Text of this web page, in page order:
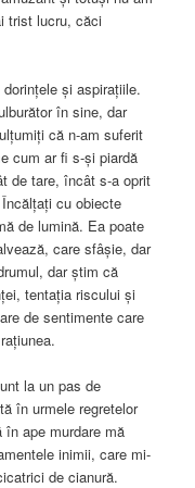
trist lucru, căci
și aspirațiile.
în sine, dar
că n-am suferit
cum ar fi s-și piardă
de tare, încât s-a oprit
cu obiecte
de lumină. Ea poate
care sfâșie, dar
dar știm că
tentația riscului și
de sentimente care
la un pas de
în urmele regretelor
în ape murdare mă
inimii, care mi-
de cianură.